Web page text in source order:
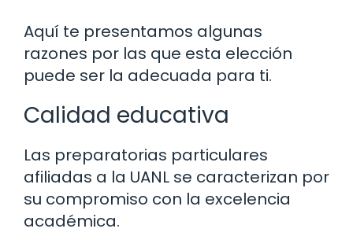
Aquí te presentamos algunas
razones por las que esta elección
puede ser la adecuada para ti.
Calidad educativa
Las preparatorias particulares
afiliadas a la UANL se caracterizan por
su compromiso con la excelencia
académica.